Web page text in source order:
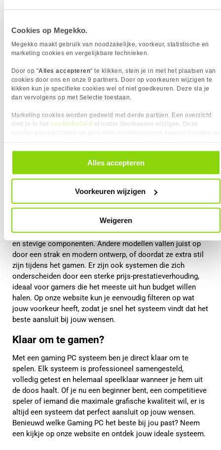
Cookies op Megekko.
Megekko maakt gebruik van noodzakelijke, voorkeur, statistische en
marketing cookies en vergelijkbare technieken.
Door op "Alles accepteren" te klikken, stem je in met het plaatsen van
cookies door ons en onze 9 partners. Door op voorkeuren wijzigen te
kikken kun je specifieke cookies wel of niet goedkeuren. Deze sla je
dan vervolgens op met Selectie toestaan.
Marketing cookies worden gedeeld met derde partijen. Een overzicht
vind je in het cookiebeleid of onder Voorkeuren wijzigen. Deze
alle cookies. Je kunt je gegeven toestemming altijd intrekken, dit doe je
door in de footer van onze website te klikken op ‘Cookievoorkeuren’
Alles accepteren
Voorkeuren wijzigen
Weigeren
Voor grafisch intensieve games zoals Starfield, Elden
Ring, Baldur’s Gate 3 of Cyberpunk 2077 is aanzienlijk
meer kracht nodig. Als je deze titels op hoge instellingen
zoals de NVIDIA RTX 5080 of RTX 5090. Met deze kaarten
krijg je prachtige beelden zonder dat de framerates
Bekijk ons aanbod
De verschillen tussen systemen
Bij Megekko vind je gaming PC’s in allerlei soorten, maten
en stijlen. Sommige systemen zijn volledig gericht op
maximale prestaties en beschikken over krachtige koeling
en stevige componenten. Andere modellen vallen juist op
door een strak en modern ontwerp, of doordat ze extra stil
zijn tijdens het gamen. Er zijn ook systemen die zich
onderscheiden door een sterke prijs-prestatieverhouding,
ideaal voor gamers die het meeste uit hun budget willen
halen. Op onze website kun je eenvoudig filteren op wat
jouw voorkeur heeft, zodat je snel het systeem vindt dat het
beste aansluit bij jouw wensen.
Klaar om te gamen?
Met een gaming PC systeem ben je direct klaar om te
spelen. Elk systeem is professioneel samengesteld,
volledig getest en helemaal speelklaar wanneer je hem uit
de doos haalt. Of je nu een beginner bent, een competitieve
speler of iemand die maximale grafische kwaliteit wil, er is
altijd een systeem dat perfect aansluit op jouw wensen.
Benieuwd welke Gaming PC het beste bij jou past? Neem
een kijkje op onze website en ontdek jouw ideale systeem.